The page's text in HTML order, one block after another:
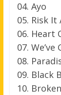
04. Ayo
05. Risk It
06. Heart
07.
08.
09. Black
10. Broken